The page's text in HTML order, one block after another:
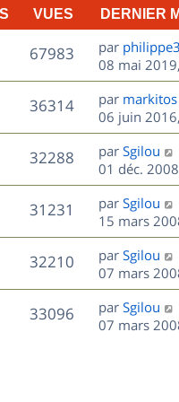
VUES DERNIER
67983V
u
s
D
e
r
n
i
e
r
m
e
s
s
a
g
e
par
08 mai
36314V
u
e
D
e
r
n
i
e
r
m
e
s
s
a
g
e
par markitos
06 juin
32288V
u
s
D
e
r
n
i
e
r
m
e
s
s
par Sgilou
01 déc.
31231
u
D
e
r
n
i
e
r
m
par Sgilou
15 mars
32210V
u
e
D
e
r
n
i
par Sgilou
07 mars
33096V
D
e
par Sgilou
07 mars